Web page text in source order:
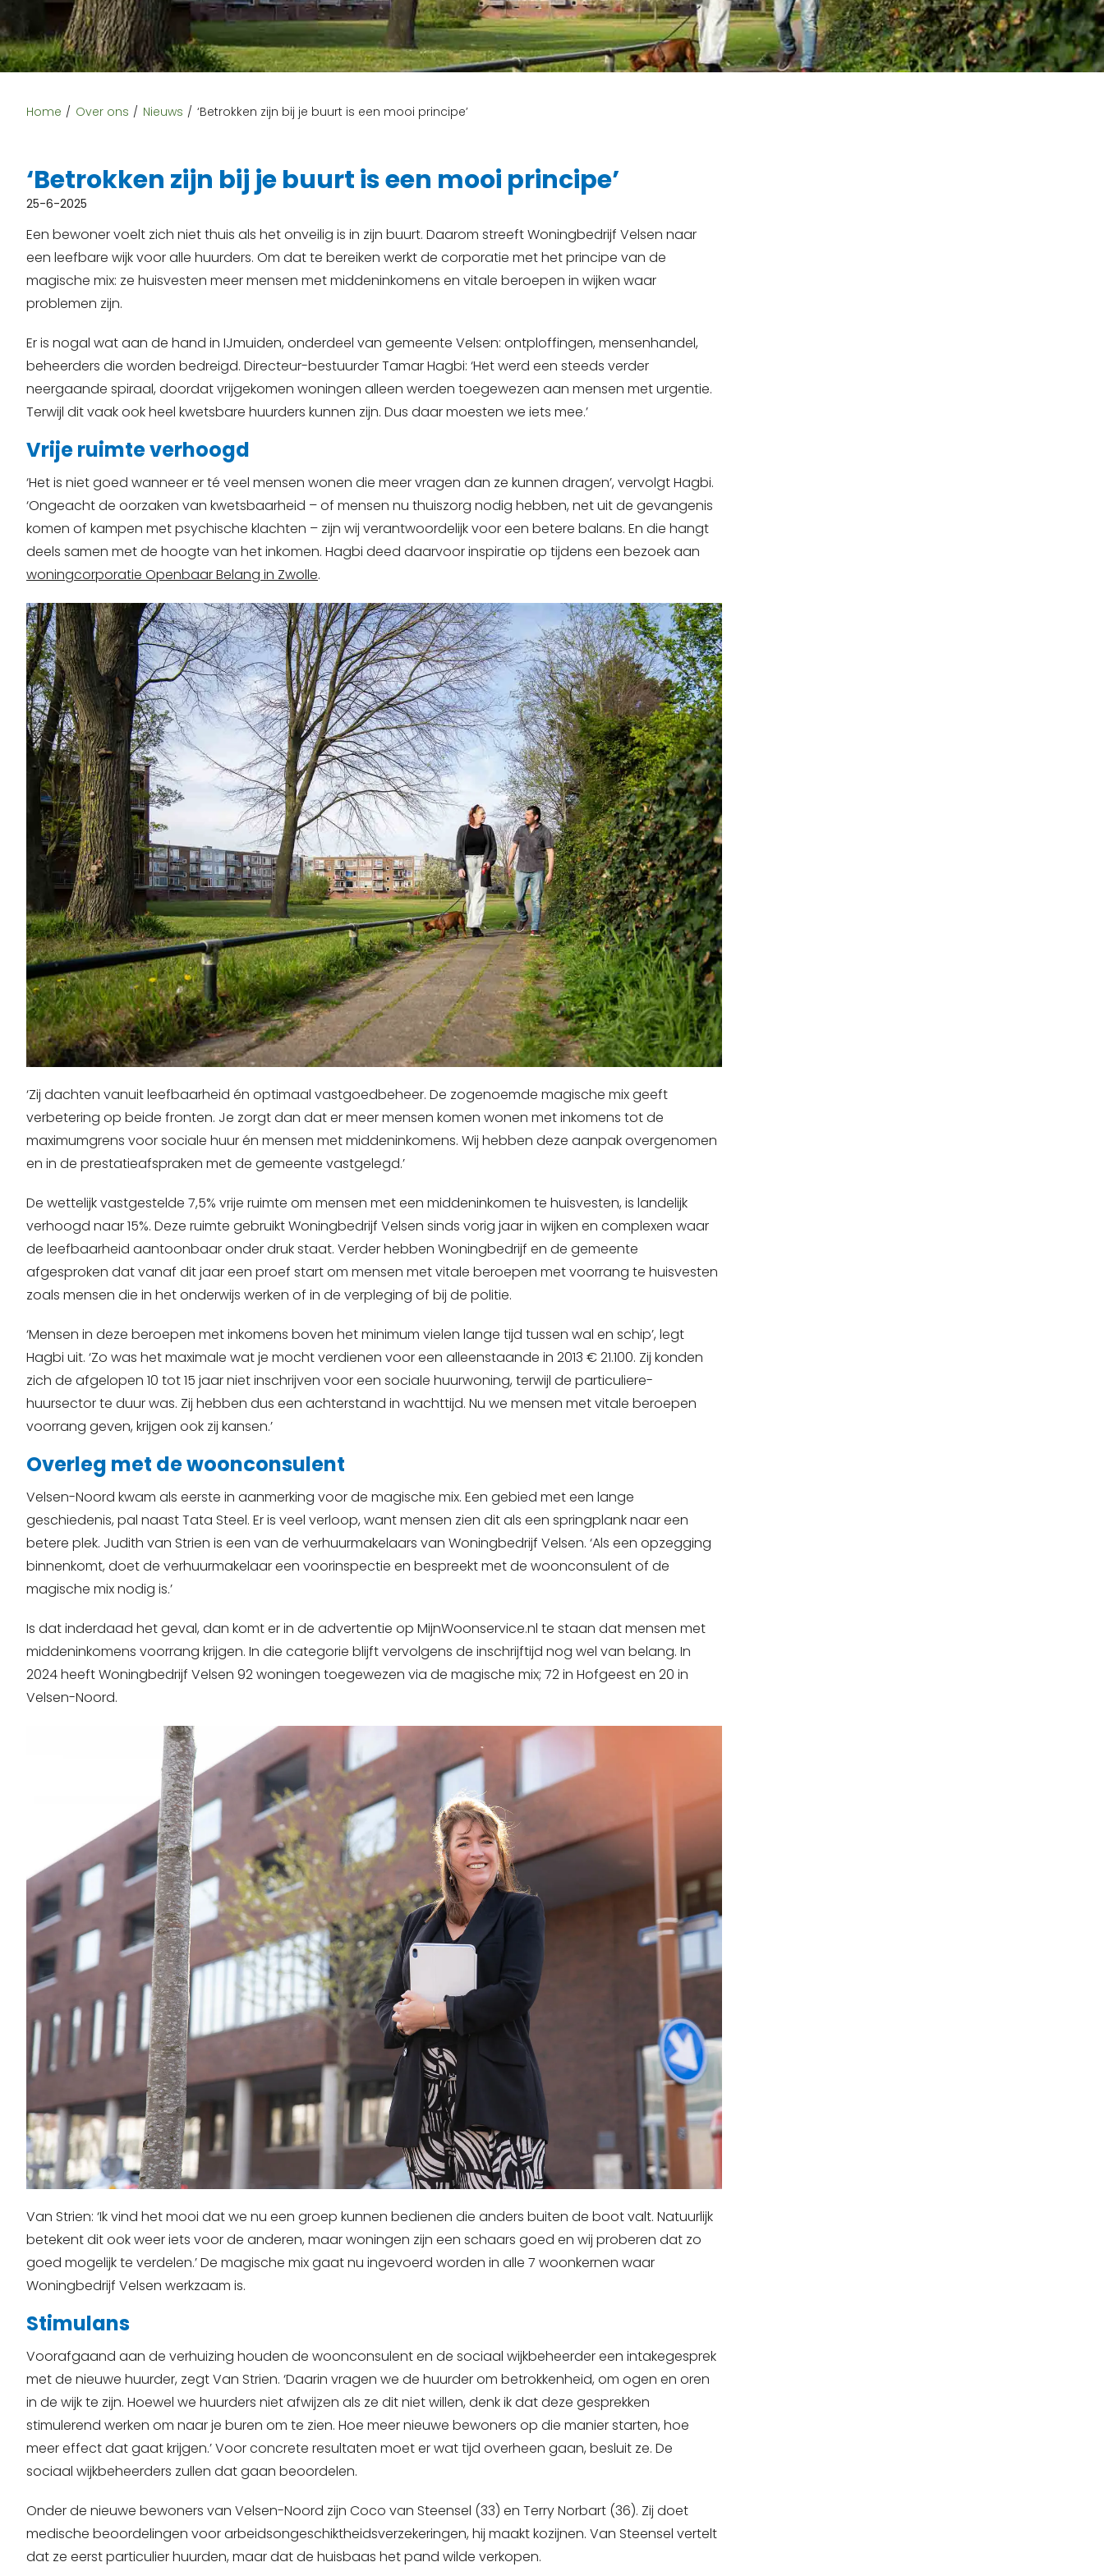
Home Over ons Nieuws ‘Betrokken zijn bij je buurt is een mooi principe’
‘Betrokken zijn bij je buurt is een mooi principe’
25-6-2025
Een bewoner voelt zich niet thuis als het onveilig is in zijn buurt. Daarom streeft Woningbedrijf Velsen naar
een leefbare wijk voor alle huurders. Om dat te bereiken werkt de corporatie met het principe van de
magische mix: ze huisvesten meer mensen met middeninkomens en vitale beroepen in wijken waar
problemen zijn.
Er is nogal wat aan de hand in IJmuiden, onderdeel van gemeente Velsen: ontploffingen, mensenhandel,
beheerders die worden bedreigd. Directeur-bestuurder Tamar Hagbi: ‘Het werd een steeds verder
neergaande spiraal, doordat vrijgekomen woningen alleen werden toegewezen aan mensen met urgentie.
Terwijl dit vaak ook heel kwetsbare huurders kunnen zijn. Dus daar moesten we iets mee.’
Vrije ruimte verhoogd
‘Het is niet goed wanneer er té veel mensen wonen die meer vragen dan ze kunnen dragen’, vervolgt Hagbi.
‘Ongeacht de oorzaken van kwetsbaarheid – of mensen nu thuiszorg nodig hebben, net uit de gevangenis
komen of kampen met psychische klachten – zijn wij verantwoordelijk voor een betere balans. En die hangt
deels samen met de hoogte van het inkomen. Hagbi deed daarvoor inspiratie op tijdens een bezoek aan
woningcorporatie Openbaar Belang in Zwolle.
‘Zij dachten vanuit leefbaarheid én optimaal vastgoedbeheer. De zogenoemde magische mixgeeft
verbetering op beide fronten. Je zorgt dan dat er meer mensen komen wonen met inkomens tot de
maximumgrens voor sociale huur én mensen met middeninkomens. Wij hebben deze aanpak overgenomen
en in de prestatieafspraken met de gemeente vastgelegd.’
De wettelijk vastgestelde 7,5% vrije ruimte om mensen met een middeninkomen te huisvesten, is landelijk
verhoogd naar 15%. Deze ruimte gebruikt Woningbedrijf Velsen sinds vorig jaar in wijken en complexen waar
de leefbaarheid aantoonbaar onder druk staat. Verder hebben Woningbedrijf en de gemeente
afgesproken dat vanaf dit jaar een proef start om mensen met vitale beroepen met voorrang te huisvesten
zoals mensen die in het onderwijs werken of in de verpleging of bij de politie.
‘Mensen in deze beroepen met inkomens boven het minimum vielen lange tijd tussen wal en schip’, legt
Hagbi uit. ‘Zo was het maximale wat je mocht verdienen voor een alleenstaande in 2013 € 21.100. Zij konden
zich de afgelopen 10 tot 15 jaar niet inschrijven voor een sociale huurwoning, terwijl de particuliere-
huursector te duur was. Zij hebben dus een achterstand in wachttijd. Nu we mensen met vitale beroepen
voorrang geven, krijgen ook zij kansen.’
Overleg met de woonconsulent
Velsen-Noord kwam als eerste in aanmerking voor de magische mix. Een gebied met een lange
geschiedenis, pal naast Tata Steel. Er is veel verloop, want mensen zien dit als een springplank naar een
betere plek. Judith van Strien is een van de verhuurmakelaars van Woningbedrijf Velsen. ‘Als een opzegging
binnenkomt, doet de verhuurmakelaar een voorinspectie en bespreekt met de woonconsulent of de
magische mix nodig is.’
Is dat inderdaad het geval, dan komt er in de advertentie op MijnWoonservice.nl te staan dat mensen met
middeninkomens voorrang krijgen. In die categorie blijft vervolgens de inschrijftijd nog wel van belang. In
2024 heeft Woningbedrijf Velsen 92 woningen toegewezen via de magische mix; 72 in Hofgeest en 20 in
Velsen-Noord.
Van Strien: ‘Ik vind het mooi dat we nu een groep kunnen bedienen die anders buiten de boot valt. Natuurlijk
betekent dit ook weer iets voor de anderen, maar woningen zijn een schaars goed en wij proberen dat zo
goed mogelijk te verdelen.’ De magische mix gaat nu ingevoerd worden in alle 7 woonkernen waar
Woningbedrijf Velsen werkzaam is.
Stimulans
Voorafgaand aan de verhuizing houden de woonconsulent en de sociaal wijkbeheerder een intakegesprek
met de nieuwe huurder, zegt Van Strien. ‘Daarin vragen we de huurder om betrokkenheid, om ogen en oren
in de wijk te zijn. Hoewel we huurders niet afwijzen als ze dit niet willen, denk ik dat deze gesprekken
stimulerend werken om naar je buren om te zien. Hoe meer nieuwe bewoners op die manier starten, hoe
meer effect dat gaat krijgen.’ Voor concrete resultaten moet er wat tijd overheen gaan, besluit ze. De
sociaal wijkbeheerders zullen dat gaan beoordelen.
Onder de nieuwe bewoners van Velsen-Noord zijn Coco van Steensel (33) en Terry Norbart (36). Zij doet
medische beoordelingen voor arbeidsongeschiktheidsverzekeringen, hij maakt kozijnen. Van Steensel vertelt
dat ze eerst particulier huurden, maar dat de huisbaas het pand wilde verkopen.